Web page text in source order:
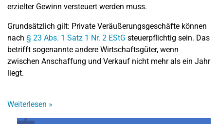
erzielter Gewinn versteuert werden muss.
Grundsätzlich gilt: Private Veräußerungsgeschäfte können
nach § 23 Abs. 1 Satz 1 Nr. 2 EStG steuerpflichtig sein. Das
betrifft sogenannte andere Wirtschaftsgüter, wenn
zwischen Anschaffung und Verkauf nicht mehr als ein Jahr
liegt.
Weiterlesen »